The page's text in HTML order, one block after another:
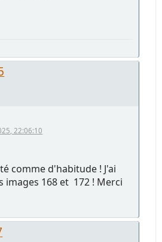
22:06:10
comme d'habitude ! J'ai
images 168 et 172 ! Merci